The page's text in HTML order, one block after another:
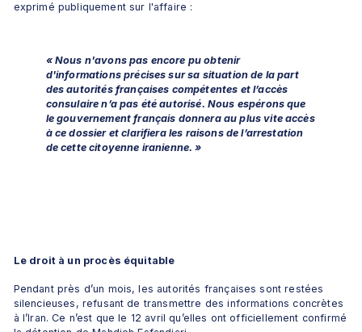
exprimé publiquement sur l'affaire :
« Nous n'avons pas encore pu obtenir
d'informations précises sur sa situation de la part
des autorités françaises compétentes et l’accès
consulaire n’a pas été autorisé. Nous espérons que
le gouvernement français donnera au plus vite accès
à ce dossier et clarifiera les raisons de l’arrestation
de cette citoyenne iranienne. »
Le droit à un procès équitable
Pendant près d’un mois, les autorités françaises sont restées
silencieuses, refusant de transmettre des informations concrètes
à l’Iran. Ce n’est que le 12 avril qu’elles ont officiellement confirmé